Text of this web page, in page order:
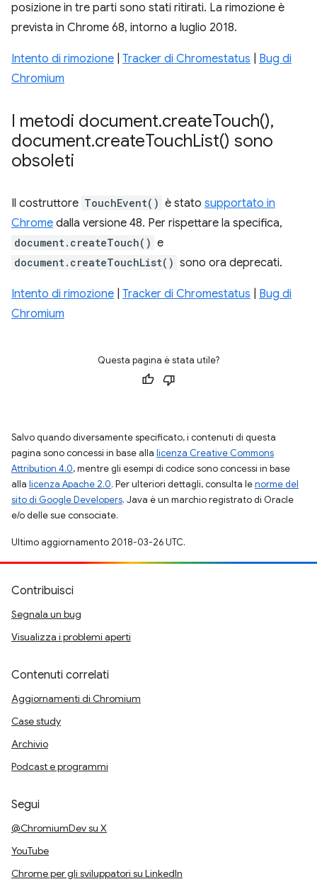
posizione in tre parti sono stati ritirati. La rimozione è
prevista in Chrome 68, intorno a luglio 2018.
Intento di rimozione Tracker di Chromestatus
Bug di
Chromium
I metodi document.createTouch(),
document.createTouchList() sono
obsoleti
Il costruttore TouchEvent() è stato supportato in
Chrome dalla versione 48. Per rispettare la specifica,
document.createTouch() e
document.createTouchList() sono ora deprecati.
Intento di rimozione Tracker di Chromestatus
Bug di
Chromium
Questa pagina è stata utile?
Salvo quando diversamente specificato, i contenuti di questa
pagina sono concessi in base alla licenza Creative Commons
Attribution 4.0, mentre gli esempi di codice sono concessi in base
alla licenza Apache 2.0. Per ulteriori dettagli, consulta lenorme del
sito di Google Developers. Java è un marchio registrato di Oracle
e/o delle sue consociate.
Ultimo aggiornamento 2018-03-26 UTC.
Contribuisci
Segnala un bug
Visualizza i problemi aperti
Contenuti correlati
Aggiornamenti di Chromium
Case study
Archivio
Podcast e programmi
Segui
@ChromiumDev su X
YouTube
Chrome per gli sviluppatori su LinkedIn